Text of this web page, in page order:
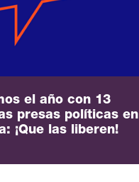
el año con 13
presas políticas en
¡Que las liberen!